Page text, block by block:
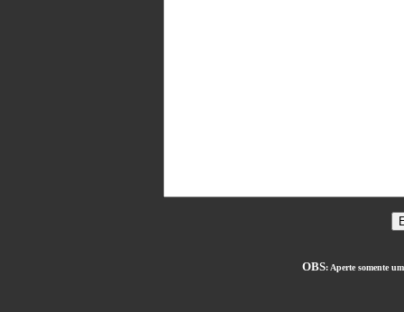
OBS: Aperte somente